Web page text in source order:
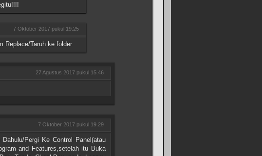
7 Oktober 2017 pukul 19.25
Replace/Taruh ke folder
27 Agustus 2017 pukul 15.46
7 Oktober 2017 pukul 19.29
Pergi Ke Control Panel(atau
and Features,setelah itu Buka